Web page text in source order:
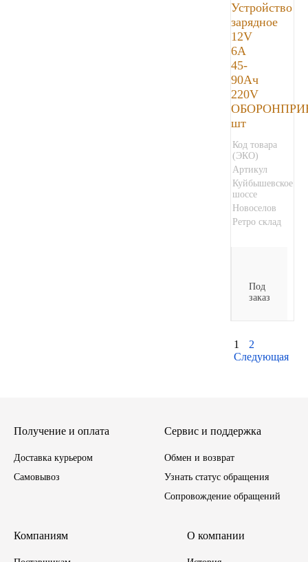
Устройство
зарядное
12V
6А
45-
90Ач
220V
шт
Код товара
(ЭКО)
Артикул
Куйбышевское
шоссе
Новоселов
Ретро склад
Под
заказ
1
2
Следующая
Получение и оплата
Доставка курьером
Самовывоз
Сервис и поддержка
Обмен и возврат
Узнать статус обращения
Сопровождение обращений
Компаниям О компании